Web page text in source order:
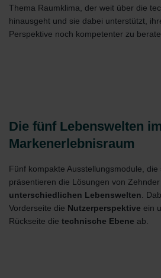
Thema Raumklima, der weit über die
hinausgeht und sie dabei unterstützt,
Perspektive noch kompetenter zu
Die fünf Lebenswelten im
Markenerlebnisraum
Fünf kompakte Ausstellungsmodule, die
präsentieren die Lösungen von
unterschiedlichen Lebenswelten .
Vorderseite die Nutzerperspektive ein
Rückseite die technische Ebene ab.